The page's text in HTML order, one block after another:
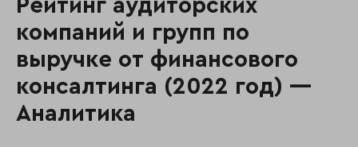
Рейтинг аудиторских
компаний и групп по
выручке от финансового
консалтинга (2022 год) —
Аналитика